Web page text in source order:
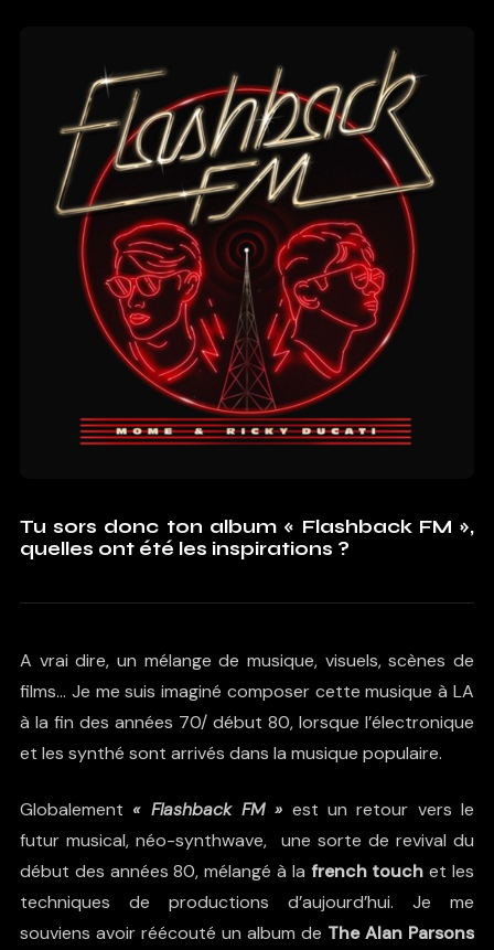
Tu sors donc ton album « Flashback FM »,
quelles ont été les inspirations ?
A vrai dire, un mélange de musique, visuels, scènes de
films… Je me suis imaginé composer cette musique à LA
à la fin des années 70/ début 80, lorsque l’électronique
et les synthé sont arrivés dans la musique populaire.
Globalement « Flashback FM » est un retour vers le
futur musical, néo-synthwave, une sorte de revival du
début des années 80, mélangé à la french touch et les
techniques de productions d’aujourd’hui. Je me
souviens avoir réécouté un album de The Alan Parsons